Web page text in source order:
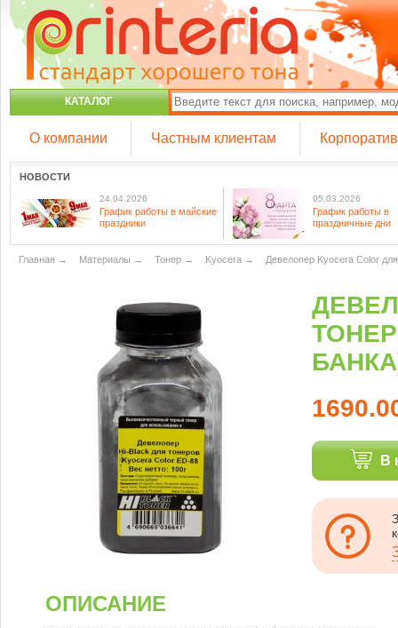
КАТАЛОГ
О компании Частным клиентам
НОВОСТИ
24.04.2026
График работы в майские
праздники
05.03.2026
График работы в
праздничные дни
Главная → Материалы → Тонер → Kyocera → Девелопер Kyocera Color
В
ОПИСАНИЕ